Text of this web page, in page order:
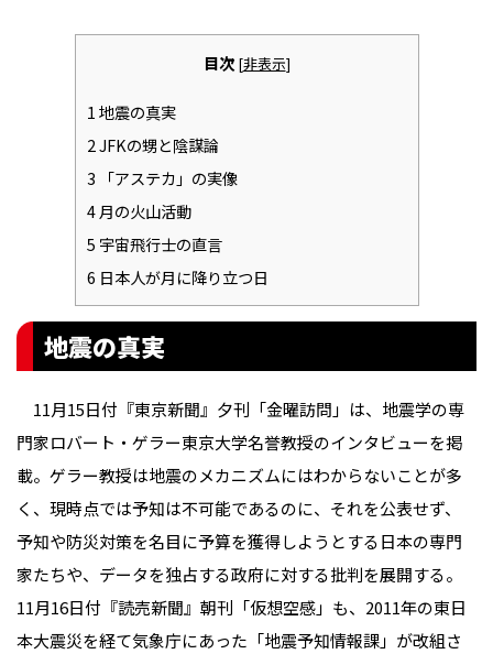
目次 [非表示]
1地震の真実
2JFKの甥と陰謀論
3 「アステカ」の実像
4月の火山活動
5 宇宙飛行士の直言
6 日本人が月に降り立つ日
地震の真実
11月15日付『東京新聞』夕刊「金曜訪問」は、地震学の専
門家ロバート・ゲラー東京大学名誉教授のインタビューを掲
載。ゲラー教授は地震のメカニズムにはわからないことが多
く、現時点では予知は不可能であるのに、それを公表せず、
予知や防災対策を名目に予算を獲得しようとする日本の専門
家たちや、データを独占する政府に対する批判を展開する。
11月16日付『読売新聞』朝刊「仮想空感」も、2011年の東日
本大震災を経て気象庁にあった「地震予知情報課」が改組さ